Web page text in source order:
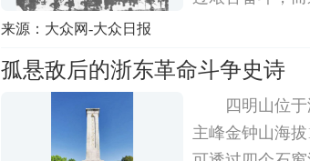
余姚、慈溪、
来源：大众网-大众日报
孤悬敌后的浙东革命斗争史诗
四明山位
主峰金钟山海